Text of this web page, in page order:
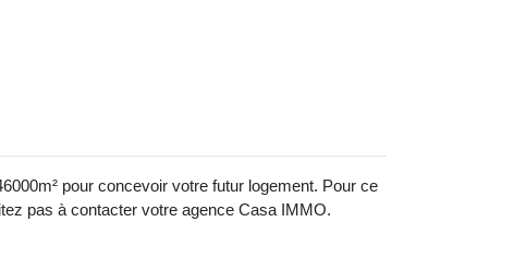
pour concevoir votre futur logement. Pour ce
pas à contacter votre agence Casa IMMO.